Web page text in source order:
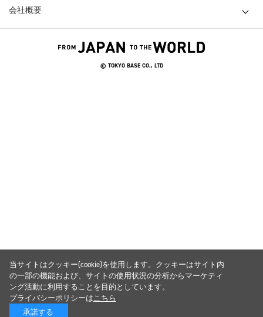
会社概要
© TOKYO BASE CO., LTD
当サイトはクッキー(cookie)を使用します。クッキーはサイト内
の一部の機能および、サイトの使用状況の分析からマーケティ
ング活動に利用することを目的としています。
プライバシーポリシーはこちら
承諾する